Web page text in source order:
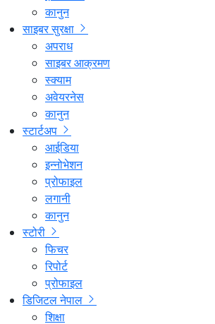
कानुन
साइबर सुरक्षा
अपराध
साइबर आक्रमण
स्क्याम
अवेयरनेस
कानुन
स्टार्टअप
आईडिया
इन्नोभेशन
प्रोफाइल
लगानी
कानुन
स्टोरी
फिचर
रिपोर्ट
प्रोफाइल
डिजिटल नेपाल
शिक्षा